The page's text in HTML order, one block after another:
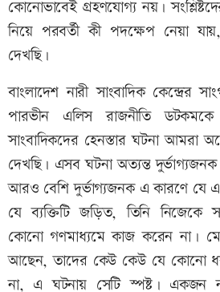
কোনোভাবেই গ্রহণযোগ্য নয়।
নিয়ে পরবর্তী কী পদক্ষেপ নেয়া
দেখছি।
বাংলাদেশ নারী সাংবাদিক কেন্দ্রের
পারভীন এলিস রাজনীতি ডটকমকে
সাংবাদিকদের হেনস্তার ঘটনা
দেখছি। এসব ঘটনা অত্যন্ত
আরও বেশি দুর্ভাগ্যজনক এ কারণে যে
যে ব্যক্তিটি জড়িত, তিনি নিজেকে
কোনো গণমাধ্যমে কাজ করেন না।
আছেন, তাদের কেউ কেউ যে কোনো
না, এ ঘটনায় সেটি স্পষ্ট। একজন